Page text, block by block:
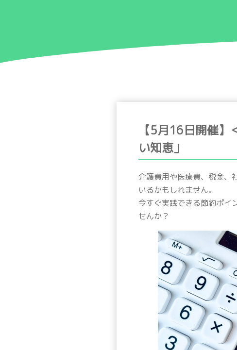
【5月16日開催
い知恵」
介護費用や医療費、税金、
いるかもしれません。
今すぐ実践できる節約ポイ
せんか？